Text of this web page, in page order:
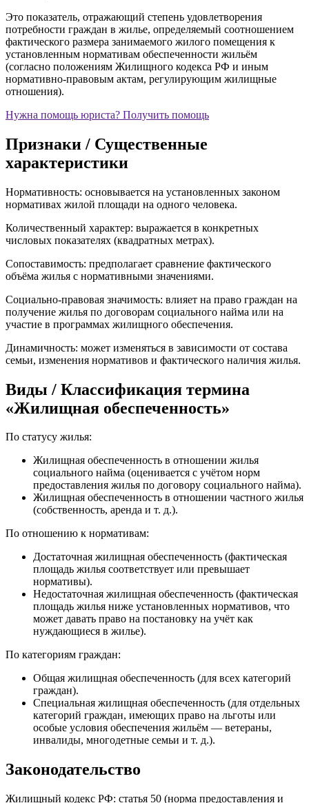
Это показатель, отражающий степень удовлетворения
потребности граждан в жилье, определяемый соотношением
фактического размера занимаемого жилого помещения к
установленным нормативам обеспеченности жильём
(согласно положениям Жилищного кодекса РФ и иным
нормативно-правовым актам, регулирующим жилищные
отношения).
Нужна помощь юриста? Получить помощь
Признаки / Существенные
характеристики
Нормативность: основывается на установленных законом
нормативах жилой площади на одного человека.
Количественный характер: выражается в конкретных
числовых показателях (квадратных метрах).
Сопоставимость: предполагает сравнение фактического
объёма жилья с нормативными значениями.
Социально-правовая значимость: влияет на право граждан на
получение жилья по договорам социального найма или на
участие в программах жилищного обеспечения.
Динамичность: может изменяться в зависимости от состава
семьи, изменения нормативов и фактического наличия жилья.
Виды / Классификация термина
«Жилищная обеспеченность»
По статусу жилья:
Жилищная обеспеченность в отношении жилья
социального найма (оценивается с учётом норм
предоставления жилья по договору социального найма).
Жилищная обеспеченность в отношении частного жилья
(собственность, аренда и т. д.).
По отношению к нормативам:
Достаточная жилищная обеспеченность (фактическая
площадь жилья соответствует или превышает
нормативы).
Недостаточная жилищная обеспеченность (фактическая
площадь жилья ниже установленных нормативов, что
может давать право на постановку на учёт как
нуждающиеся в жилье).
По категориям граждан:
Общая жилищная обеспеченность (для всех категорий
граждан).
Специальная жилищная обеспеченность (для отдельных
категорий граждан, имеющих право на льготы или
особые условия обеспечения жильём — ветераны,
инвалиды, многодетные семьи и т. д.).
Законодательство
Жилищный кодекс РФ: статья 50 (норма предоставления и